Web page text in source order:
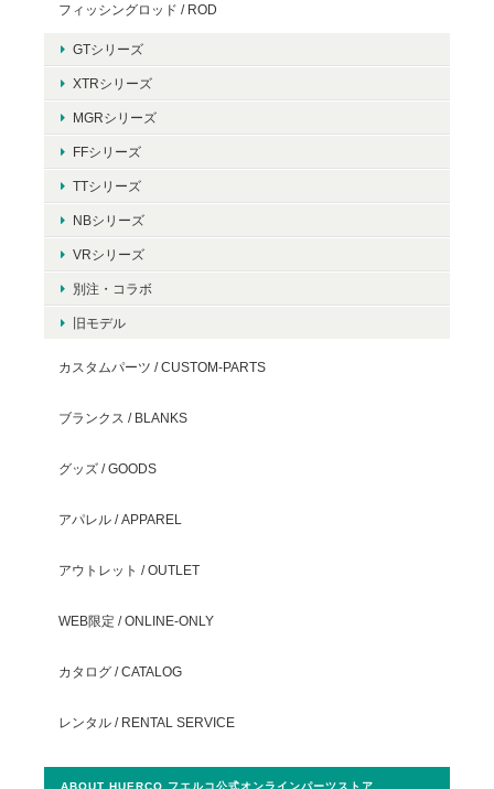
フィッシングロッド / ROD
GTシリーズ
XTRシリーズ
MGRシリーズ
FFシリーズ
TTシリーズ
NBシリーズ
VRシリーズ
別注・コラボ
旧モデル
カスタムパーツ / CUSTOM-PARTS
ブランクス / BLANKS
グッズ / GOODS
アパレル / APPAREL
アウトレット / OUTLET
WEB限定 / ONLINE-ONLY
カタログ / CATALOG
レンタル / RENTAL SERVICE
ABOUT HUERCO フエルコ公式オンラインパーツストア